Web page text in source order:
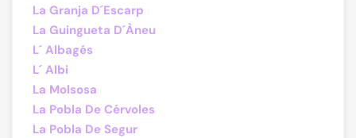
La Granja D´Escarp
La Guingueta D´Àneu
L´ Albagés
L´ Albi
La Molsosa
La Pobla De Cérvoles
La Pobla De Segur